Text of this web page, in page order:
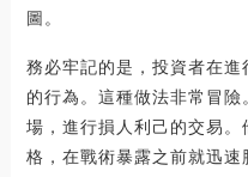
圖。
務必牢記的是，投資者在
的行為。這種做法非常冒
場，進行損人利己的交易
格，在戰術暴露之前就迅速